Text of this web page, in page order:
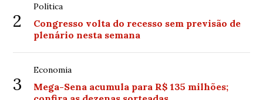
2
Política
Congresso volta do recesso sem previsão de
plenário nesta semana
3
Economia
Mega-Sena acumula para R$ 135 milhões;